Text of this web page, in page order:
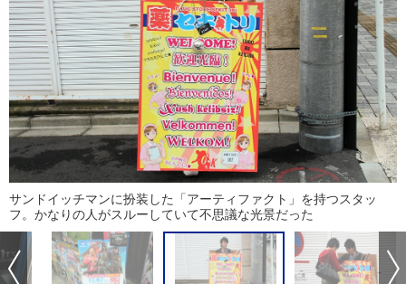
サンドイッチマンに扮装した「アーティファクト」を持つスタッ
フ。かなりの人がスルーしていて不思議な光景だった